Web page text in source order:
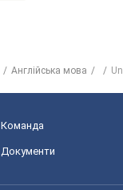
Англійська мова
Команда
Документи